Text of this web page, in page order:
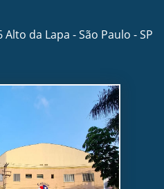
da Lapa - São Paulo - SP